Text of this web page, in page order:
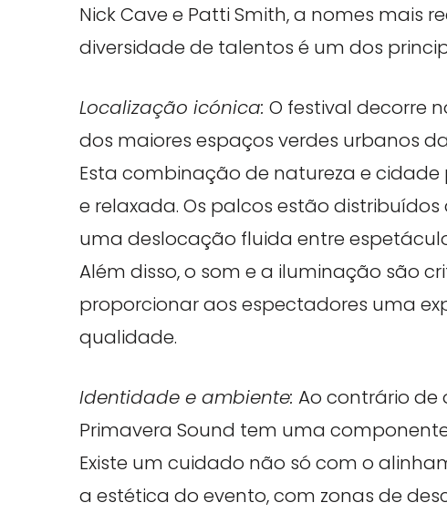
Nick Cave e Patti Smith, a nomes mais
diversidade de talentos é um dos
Localização icónica: O festival decorre
dos maiores espaços verdes urbanos
Esta combinação de natureza e
e relaxada. Os palcos estão
uma deslocação fluida entre
Além disso, o som e a iluminação são
proporcionar aos espectadores uma
qualidade.
Identidade e ambiente: Ao contrário de
Primavera Sound tem uma
Existe um cuidado não só com o
a estética do evento, com zonas de